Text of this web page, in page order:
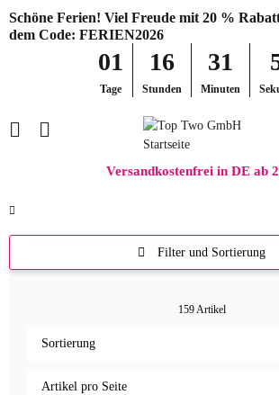
Schöne Ferien! Viel Freude mit 20 %
dem Code: FERIEN2026
01
Tage
16
Stunden
31
Minuten
Versandkostenfrei in DE ab
Filter und Sortierung
159 Artikel
Sortierung
Artikel pro Seite